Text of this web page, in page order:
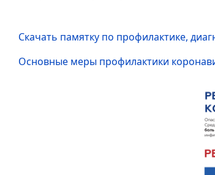
Скачать памятку по профилактике,
Основные меры профилактики